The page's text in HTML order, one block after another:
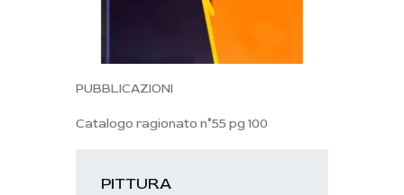
PUBBLICAZIONI
Catalogo ragionato n°55 pg 100
PITTURA